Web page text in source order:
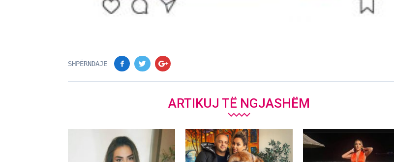
SHPËRNDAJE
ARTIKUJ TË NGJASHËM